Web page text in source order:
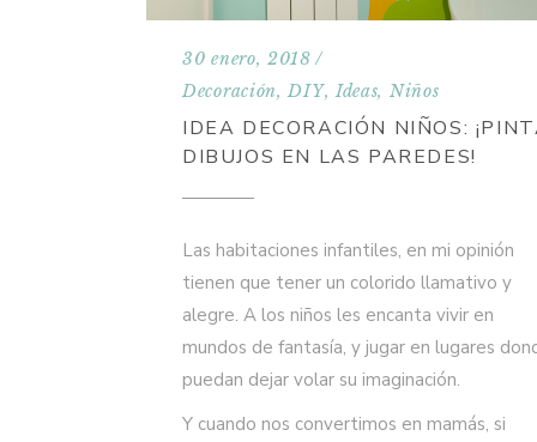
30 enero, 2018
Decoración,DIY,Ideas, Niños
IDEA DECORACIÓN NIÑOS:
DIBUJOS EN LAS PAREDES!
Las habitaciones infantiles, en mi opinión
tienen que tener un colorido llamativo y
alegre. A los niños les encanta vivir en
mundos de fantasía, y jugar en lugares
puedan dejar volar su imaginación.
Y cuando nos convertimos en mamás, si